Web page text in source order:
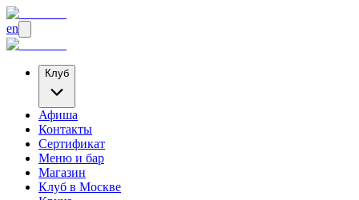
en
Клуб
Афиша
Контакты
Сертификат
Меню и бар
Магазин
Клуб в Москве